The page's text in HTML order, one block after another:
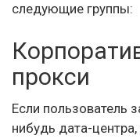
следующие группы:
прокси
Если пользователь
нибудь дата-